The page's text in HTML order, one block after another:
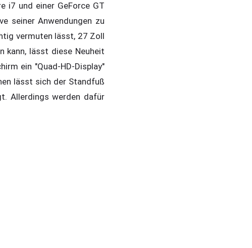
i7 und einer GeForce GT
seiner Anwendungen zu
vermuten lässt, 27 Zoll
kann, lässt diese Neuheit
ein "Quad-HD-Display"
lässt sich der Standfuß
Allerdings werden dafür